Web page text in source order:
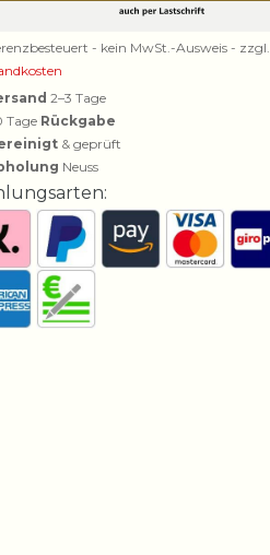
- kein MwSt.-Ausweis - zzgl.
2–3 Tage
Tage Rückgabe
& geprüft
Neuss